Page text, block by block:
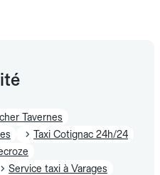
Tavernes
Taxi Cotignac 24h/24
Service taxi à Varages